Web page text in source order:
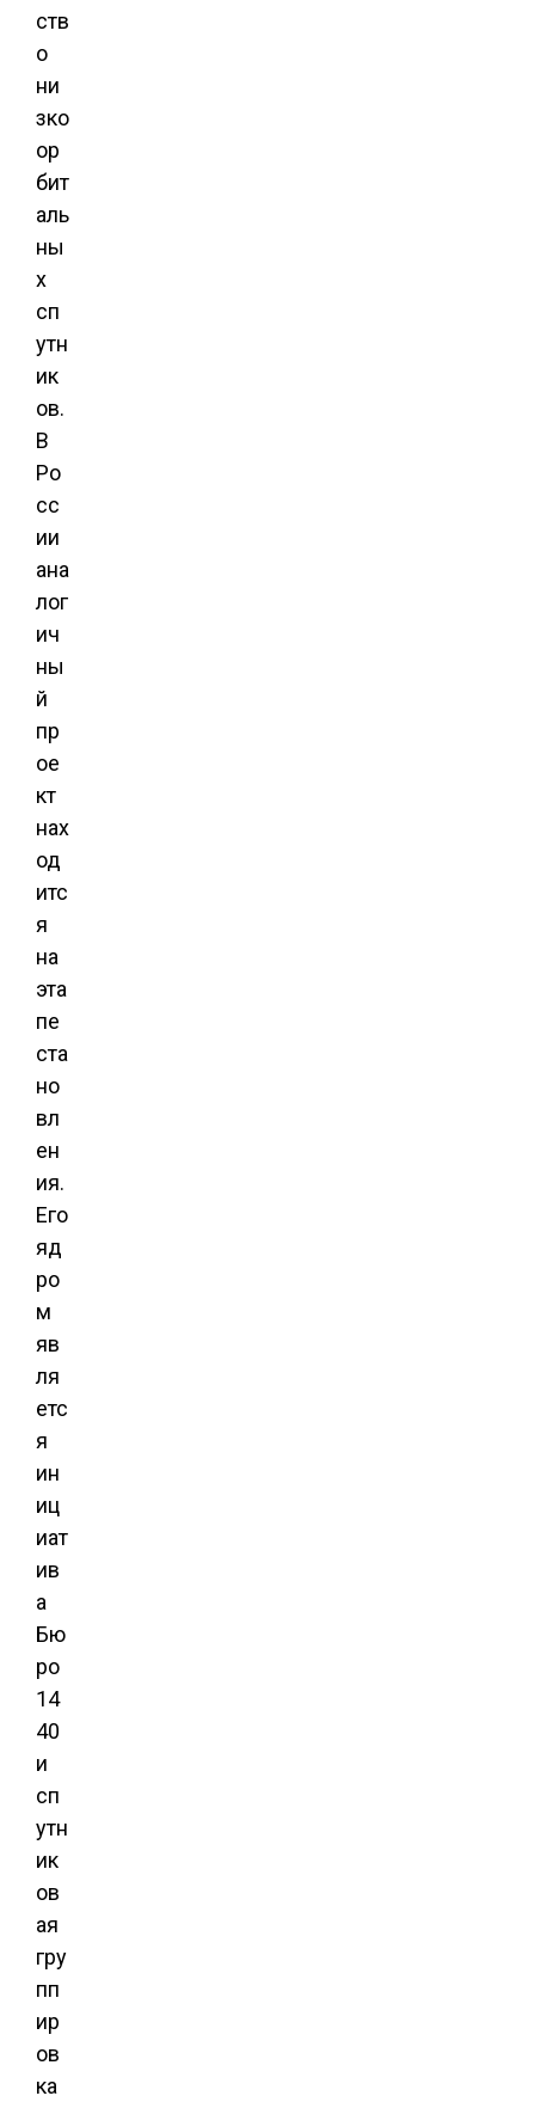
ств
о
ни
зко
ор
бит
аль
ны
х
сп
утн
ик
ов.
В
Ро
сс
ии
ана
лог
ич
ны
й
пр
ое
кт
нах
од
итс
я
на
эта
пе
ста
но
вл
ен
ия.
Его
яд
ро
м
яв
ля
етс
я
ин
иц
иат
ив
а
Бю
ро
14
40
и
сп
утн
ик
ов
ая
гру
пп
ир
ов
ка